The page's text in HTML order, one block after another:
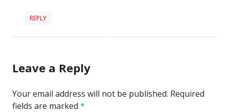
REPLY
Leave a Reply
Your email address will not be published. Required
fields are marked *